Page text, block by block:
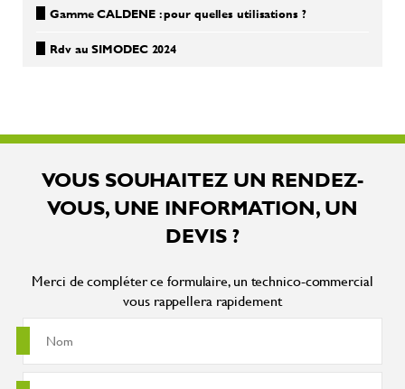
Gamme CALDENE : pour quelles utilisations ?
Rdv au SIMODEC 2024
VOUS SOUHAITEZ UN RENDEZ-
VOUS, UNE INFORMATION, UN
DEVIS ?
Merci de compléter ce formulaire, un technico-commercial
vous rappellera rapidement